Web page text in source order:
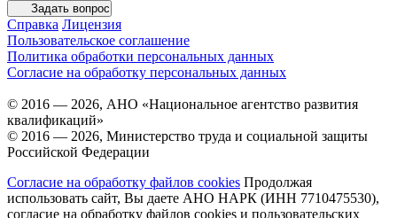
Задать вопрос
Справка Лицензия
Пользовательское соглашение
Политика обработки персональных данных
Согласие на обработку персональных данных
© 2016 — 2026, АНО «Национальное агентство развития
квалификаций»
© 2016 — 2026, Министерство труда и социальной защиты
Российской Федерации
Согласие на обработку файлов cookies Продолжая
использовать сайт, Вы даете АНО НАРК (ИНН 7710475530),
согласие на обработку файлов cookies и пользовательских